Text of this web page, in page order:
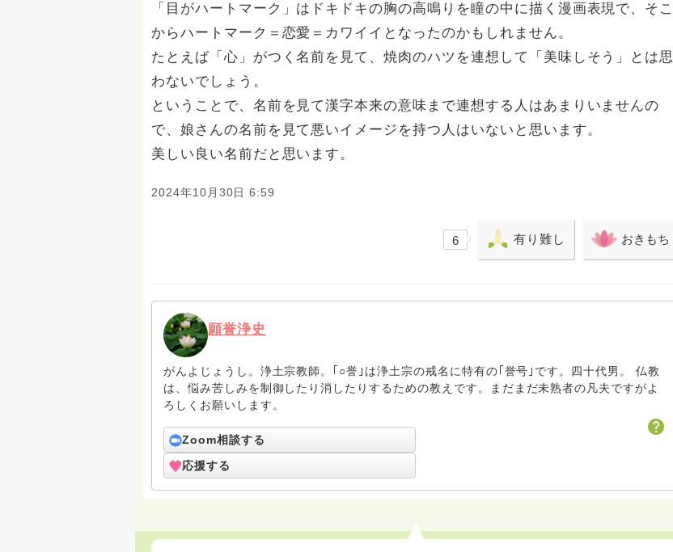
「目がハートマーク」はドキドキの胸の高鳴りを瞳の中に描く漫画表現で、そこ
からハートマーク＝恋愛＝カワイイとなったのかもしれません。
たとえば「心」がつく名前を見て、焼肉のハツを連想して「美味しそう」とは思
わないでしょう。
ということで、名前を見て漢字本来の意味まで連想する人はあまりいませんの
で、娘さんの名前を見て悪いイメージを持つ人はいないと思います。
美しい良い名前だと思います。
2024年10月30日 6:59
6 有り難し おきもち
願誉浄史
がんよじょうし。浄土宗教師。｢○誉｣は浄土宗の戒名に特有の｢誉号｣です。四十代男。 仏教
は、悩み苦しみを制御したり消したりするための教えです。まだまだ未熟者の凡夫ですがよ
ろしくお願いします。
Zoom相談する
応援する